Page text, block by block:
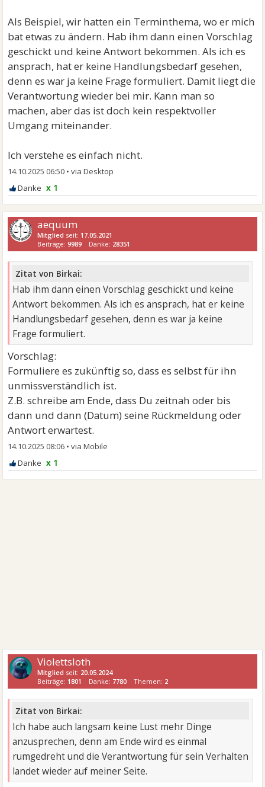
Als Beispiel, wir hatten ein Terminthema, wo er mich
bat etwas zu ändern. Hab ihm dann einen Vorschlag
geschickt und keine Antwort bekommen. Als ich es
ansprach, hat er keine Handlungsbedarf gesehen,
denn es war ja keine Frage formuliert. Damit liegt die
Verantwortung wieder bei mir. Kann man so
machen, aber das ist doch kein respektvoller
Umgang miteinander.
Ich verstehe es einfach nicht.
14.10.2025 06:50 •
x 1
aequum
Mitglied seit: 17.05.2021
Beiträge:9989 Danke: 28351
Zitat von Birkai:
Hab ihm dann einen Vorschlag geschickt und keine
Antwort bekommen. Als ich es ansprach, hat er keine
Handlungsbedarf gesehen, denn es war ja keine
Frage formuliert.
Vorschlag:
Formuliere es zukünftig so, dass es selbst für ihn
unmissverständlich ist.
Z.B. schreibe am Ende, dass Du zeitnah oder bis
dann und dann (Datum) seine Rückmeldung oder
Antwort erwartest.
14.10.2025 08:06 •
x 1
Violettsloth
Mitglied seit: 20.05.2024
Beiträge: 1801 Danke: 7780 Themen: 2
Zitat von Birkai:
Ich habe auch langsam keine Lust mehr Dinge
anzusprechen, denn am Ende wird es einmal
rumgedreht und die Verantwortung für sein Verhalten
landet wieder auf meiner Seite.